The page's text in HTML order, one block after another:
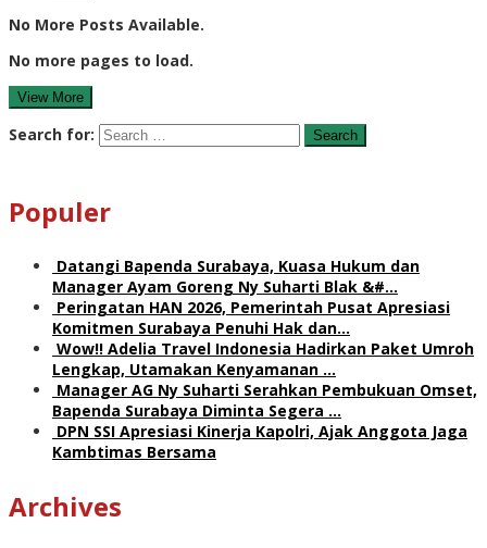
No More Posts Available.
No more pages to load.
View More
Search for:
Populer
Datangi Bapenda Surabaya, Kuasa Hukum dan
Manager Ayam Goreng Ny Suharti Blak &#…
Peringatan HAN 2026, Pemerintah Pusat Apresiasi
Komitmen Surabaya Penuhi Hak dan…
Wow!! Adelia Travel Indonesia Hadirkan Paket Umroh
Lengkap, Utamakan Kenyamanan …
Manager AG Ny Suharti Serahkan Pembukuan Omset,
Bapenda Surabaya Diminta Segera …
DPN SSI Apresiasi Kinerja Kapolri, Ajak Anggota Jaga
Kambtimas Bersama
Archives